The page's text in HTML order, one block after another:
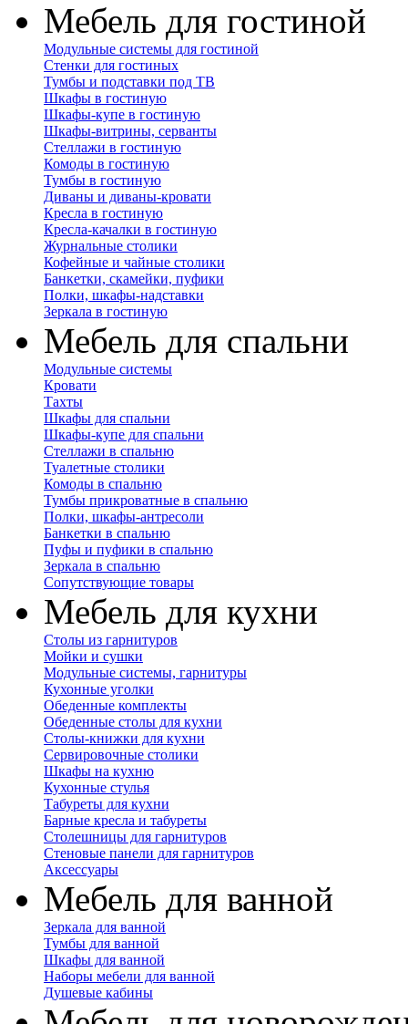
Мебель для гостиной
Модульные системы для гостиной
Стенки для гостиных
Тумбы и подставки под ТВ
Шкафы в гостиную
Шкафы-купе в гостиную
Шкафы-витрины, серванты
Стеллажи в гостиную
Комоды в гостиную
Тумбы в гостиную
Диваны и диваны-кровати
Кресла в гостиную
Кресла-качалки в гостиную
Журнальные столики
Кофейные и чайные столики
Банкетки, скамейки, пуфики
Полки, шкафы-надставки
Зеркала в гостиную
Мебель для спальни
Модульные системы
Кровати
Тахты
Шкафы для спальни
Шкафы-купе для спальни
Стеллажи в спальню
Туалетные столики
Комоды в спальню
Тумбы прикроватные в спальню
Полки, шкафы-антресоли
Банкетки в спальню
Пуфы и пуфики в спальню
Зеркала в спальню
Сопутствующие товары
Мебель для кухни
Столы из гарнитуров
Мойки и сушки
Модульные системы, гарнитуры
Кухонные уголки
Обеденные комплекты
Обеденные столы для кухни
Столы-книжки для кухни
Сервировочные столики
Шкафы на кухню
Кухонные стулья
Табуреты для кухни
Барные кресла и табуреты
Столешницы для гарнитуров
Стеновые панели для гарнитуров
Аксессуары
Мебель для ванной
Зеркала для ванной
Тумбы для ванной
Шкафы для ванной
Наборы мебели для ванной
Душевые кабины